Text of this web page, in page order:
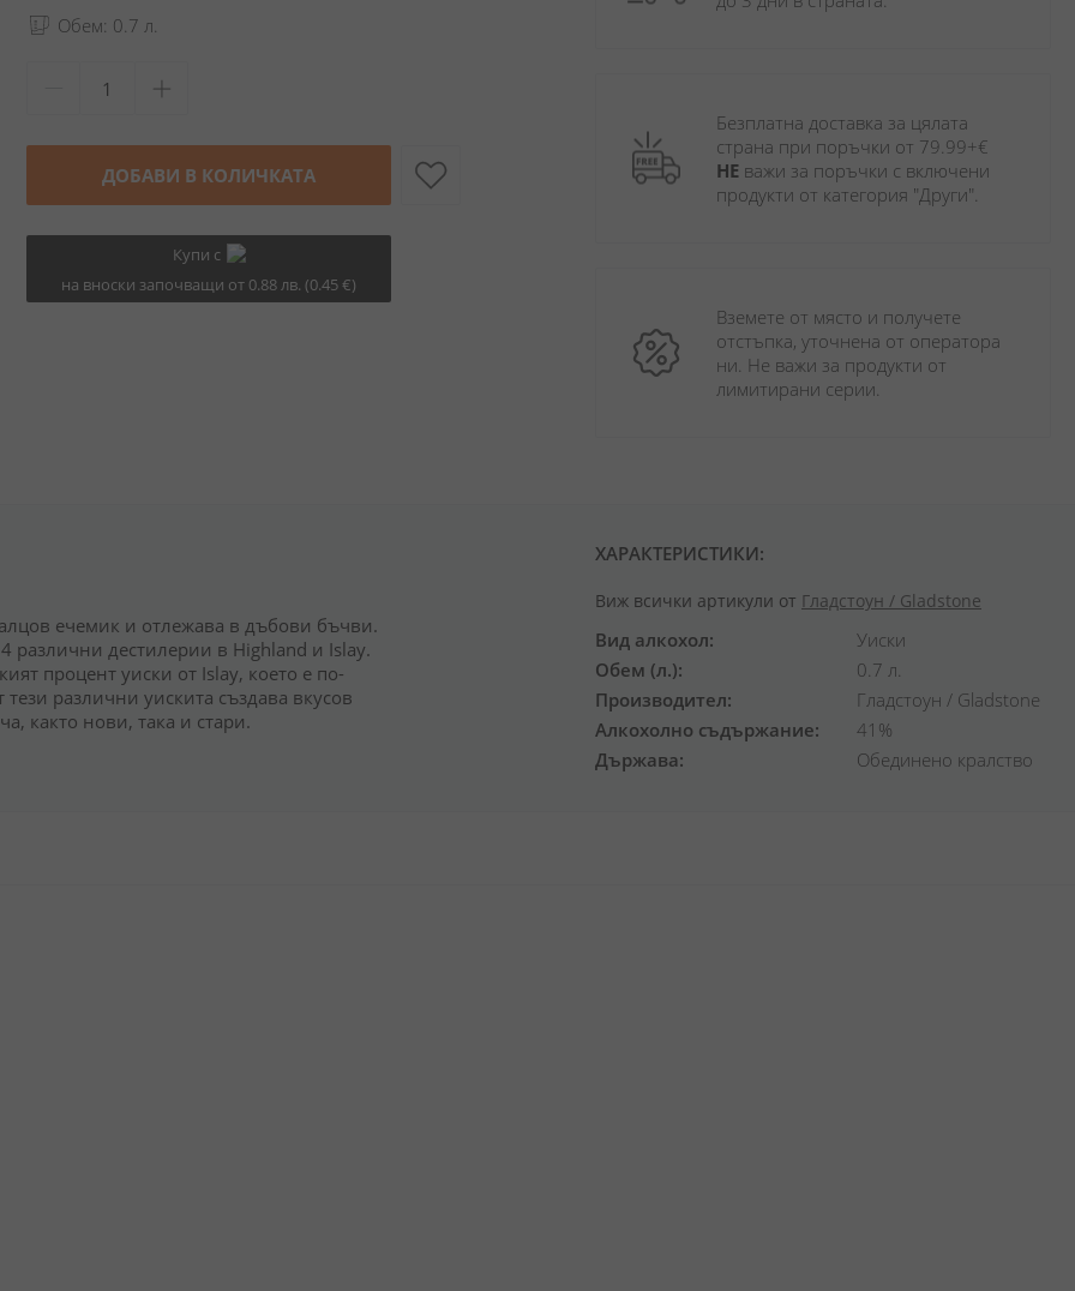
Обем: 0.7 л.
ДОБАВИ В КОЛИЧКАТА
Купи с
на вноски започващи от 0.88 лв. (0.45 €)
Безплатна доставка за цялата
НЕ важи за поръчки с включени
продукти от категория "Други".
Вземете от място и получете
отстъпка, уточнена от оператора
ни. Не важи за продукти от
лимитирани серии.
ХАРАКТЕРИСТИКИ:
Виж всички артикули от Гладстоун / Gladstone
Вид алкохол
Уиски
Обем (л.)
0.7 л.
Производител
Гладстоун / Gladstone
Алкохолно съдържание
41%
Държава
Обединено кралство
ечемик и отлежава в дъбови бъчви.
различни дестилерии в Highland и Islay.
процент уиски от Islay, което е по-
различни уискита създава вкусов
както нови, така и стари.